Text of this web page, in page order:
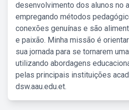
desenvolvimento dos alunos no
empregando métodos
conexões genuínas e são
e paixão. Minha missão é
sua jornada para se tornarem
utilizando abordagens
pelas principais instituições
dsw.aau.edu.et.